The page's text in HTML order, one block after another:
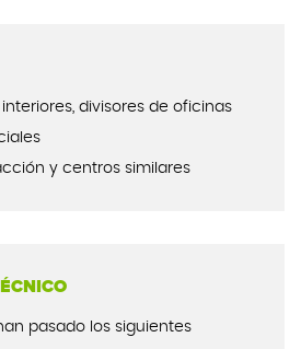
interiores, divisores de oficinas
y centros similares
pasado los siguientes